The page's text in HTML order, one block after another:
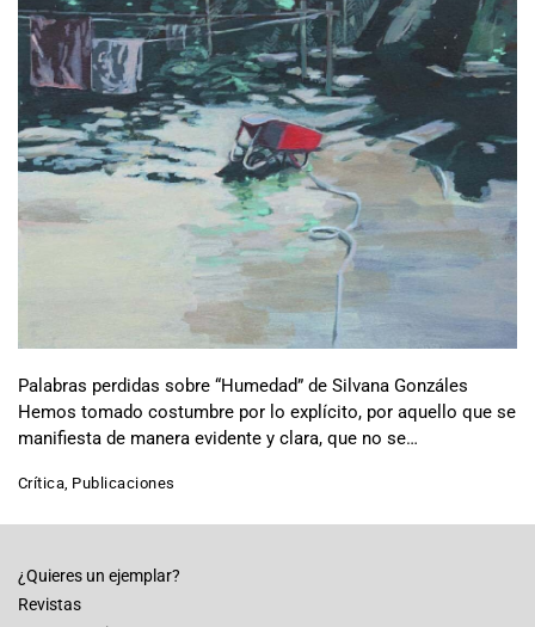
Palabras perdidas sobre “Humedad” de Silvana Gonzáles
Hemos tomado costumbre por lo explícito, por aquello que se
manifiesta de manera evidente y clara, que no se…
Crítica, Publicaciones
¿Quieres un ejemplar?
Revistas